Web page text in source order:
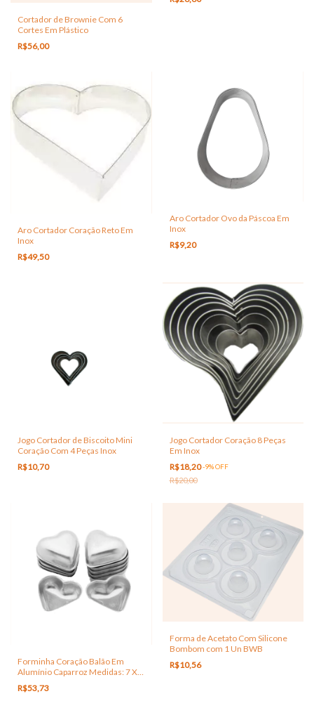
Cortador de Brownie Com 6
Cortes Em Plástico
R$56,00
Aro Cortador Coração Reto Em
Inox
R$49,50
Aro Cortador Ovo da Páscoa Em
Inox
R$9,20
Jogo Cortador de Biscoito Mini
Coração Com 4 Peças Inox
R$10,70
Jogo Cortador Coração 8 Peças
Em Inox
R$18,20-9%OFF
R$20,00
Forminha Coração Balão Em
Alumínio Caparroz Medidas: 7 X
2,5 Cm
R$53,73
Forma de Acetato Com Silicone
Bombom com 1 Un BWB
R$10,56